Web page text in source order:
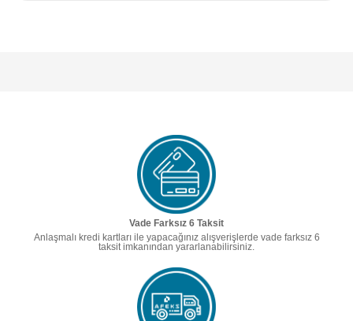
Vade Farksız 6 Taksit
Anlaşmalı kredi kartları ile yapacağınız alışverişlerde vade farksız 6
taksit imkanından yararlanabilirsiniz.